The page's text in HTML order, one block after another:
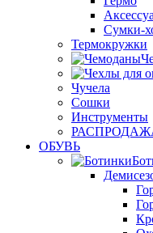
Сумки-
Термокружки
Чучела
Сошки
Инструменты
ОБУВЬ